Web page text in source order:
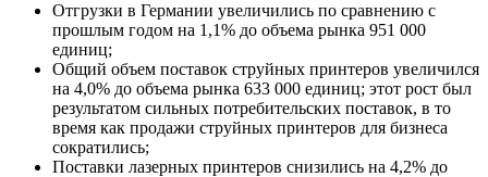
Отгрузки в Германии увеличились по сравнению с
прошлым годом на 1,1% до объема рынка 951 000
единиц;
Общий объем поставок струйных принтеров увеличился
на 4,0% до объема рынка 633 000 единиц; этот рост был
результатом сильных потребительских поставок, в то
время как продажи струйных принтеров для бизнеса
сократились;
Поставки лазерных принтеров снизились на 4,2% до